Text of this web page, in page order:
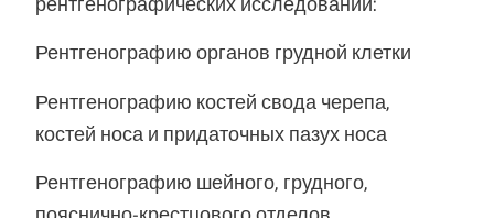
Рентгенографию органов грудной клетки
Рентгенографию костей свода черепа,
костей носа и придаточных пазух носа
Рентгенографию шейного, грудного,